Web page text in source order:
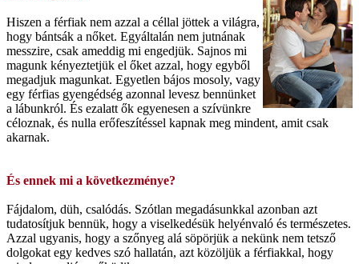
Hiszen a férfiak nem azzal a céllal jöttek a világra,
hogy bántsák a nőket. Egyáltalán nem jutnának
messzire, csak ameddig mi engedjük. Sajnos mi
magunk kényeztetjük el őket azzal, hogy egyből
megadjuk magunkat. Egyetlen bájos mosoly, vagy
egy férfias gyengédség azonnal levesz bennünket
a lábunkról. És ezalatt ők egyenesen a szívünkre
céloznak, és nulla erőfeszítéssel kapnak meg mindent, amit csak
akarnak.
És ennek mi a következménye?
Fájdalom, düh, csalódás. Szótlan megadásunkkal azonban azt
tudatosítjuk bennük, hogy a viselkedésük helyénvaló és természetes.
Azzal ugyanis, hogy a szőnyeg alá söpörjük a nekünk nem tetsző
dolgokat egy kedves szó hallatán, azt közöljük a férfiakkal, hogy